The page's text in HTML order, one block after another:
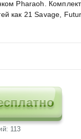
Pharaoh.
как 21 Savage,
113